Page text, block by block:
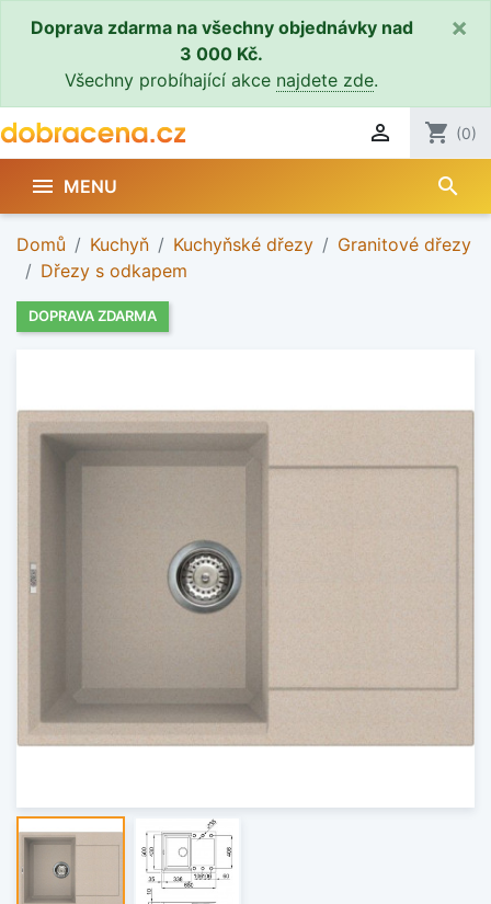
Doprava zdarma na všechny objednávky nad
3 000 Kč.
Všechny probíhající akce najdete zde.
×
 shopping_cart (0)
 MENU search
Domů Kuchyň Kuchyňské dřezy
Granitové dřezy
Dřezy s odkapem
DOPRAVA ZDARMA